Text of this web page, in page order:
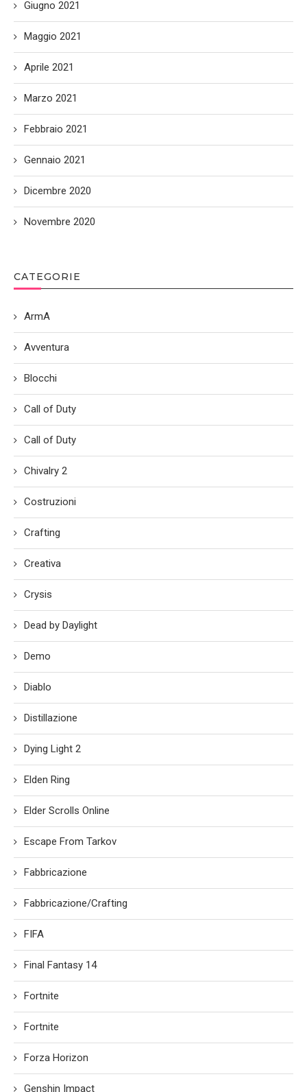
Giugno 2021
Maggio 2021
Aprile 2021
Marzo 2021
Febbraio 2021
Gennaio 2021
Dicembre 2020
Novembre 2020
CATEGORIE
ArmA
Avventura
Blocchi
Call of Duty
Call of Duty
Chivalry 2
Costruzioni
Crafting
Creativa
Crysis
Dead by Daylight
Demo
Diablo
Distillazione
Dying Light 2
Elden Ring
Elder Scrolls Online
Escape From Tarkov
Fabbricazione
Fabbricazione/Crafting
FIFA
Final Fantasy 14
Fortnite
Fortnite
Forza Horizon
Genshin Impact